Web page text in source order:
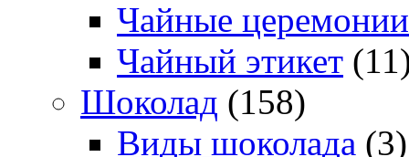
Чайные церемонии
Чайный этикет
Шоколад (158)
Виды шоколада (3)